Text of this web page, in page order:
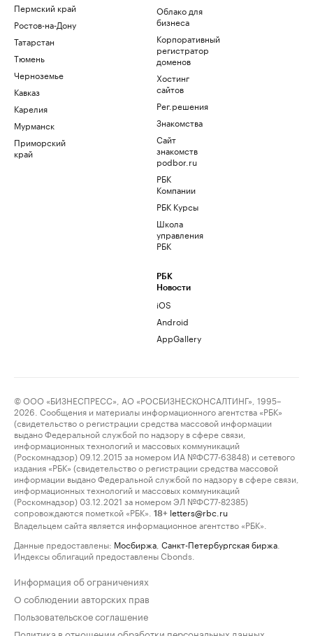
Пермский край
Ростов-на-Дону
Татарстан
Тюмень
Черноземье
Кавказ
Карелия
Мурманск
Приморский
край
Облако для
бизнеса
Корпоративный
регистратор
доменов
Хостинг
сайтов
Рег.решения
Знакомства
Сайт
знакомств
podbor.ru
РБК
Компании
РБК Курсы
Школа
управления
РБК
РБК
Новости
iOS
Android
AppGallery
© ООО «БИЗНЕСПРЕСС», АО «РОСБИЗНЕСКОНСАЛТИНГ», 1995–
2026. Сообщения и материалы информационного агентства «РБК»
(свидетельство о регистрации средства массовой информации
выдано Федеральной службой по надзору в сфере связи,
информационных технологий и массовых коммуникаций
(Роскомнадзор) 09.12.2015 за номером ИА №ФС77-63848) и сетевого
издания «РБК» (свидетельство о регистрации средства массовой
информации выдано Федеральной службой по надзору в сфере связи,
информационных технологий и массовых коммуникаций
(Роскомнадзор) 03.12.2021 за номером ЭЛ №ФС77-82385)
сопровождаются пометкой «РБК».
18+ letters@rbc.ru
Владельцем сайта является информационное агентство «РБК».
Данные предоставлены: Мосбиржа Санкт-Петербургская биржа
Индексы облигаций предоставлены Cbonds.
Информация об ограничениях
О соблюдении авторских прав
Пользовательское соглашение